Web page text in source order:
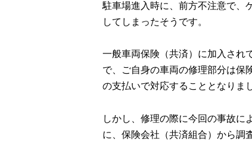
駐車場進入時に、前方不注意で、
してしまったそうです。
一般車両保険（共済）に加入され
で、ご自身の車両の修理部分は保
の支払いで対応することとなりま
しかし、修理の際に今回の事故に
に、保険会社（共済組合）から調